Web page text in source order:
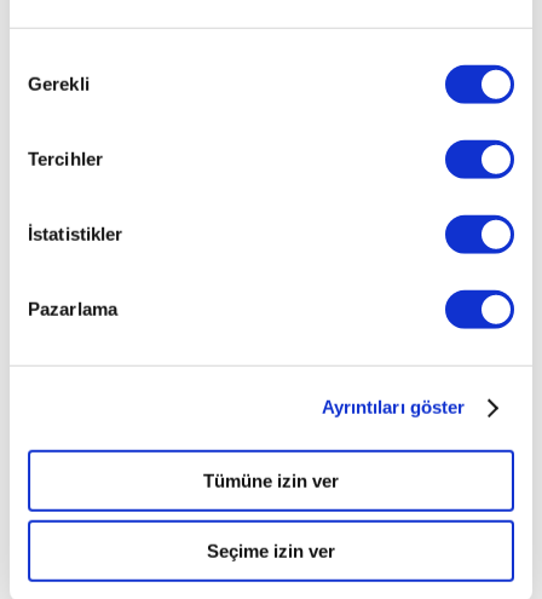
Seçimi
Gerekli
Tercihler
İstatistikler
Pazarlama
Ayrıntıları göster
Tümüne izin ver
Seçime izin ver
Turbo motor nedir, nasıl çalışır? Turbolu motor kullanırken
nelere dikkat edilmelidir?